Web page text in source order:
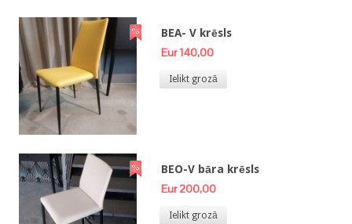
BEA- V krēsls
Eur 140,00
Ielikt grozā
BEO-V bāra krēsls
Eur 200,00
Ielikt grozā